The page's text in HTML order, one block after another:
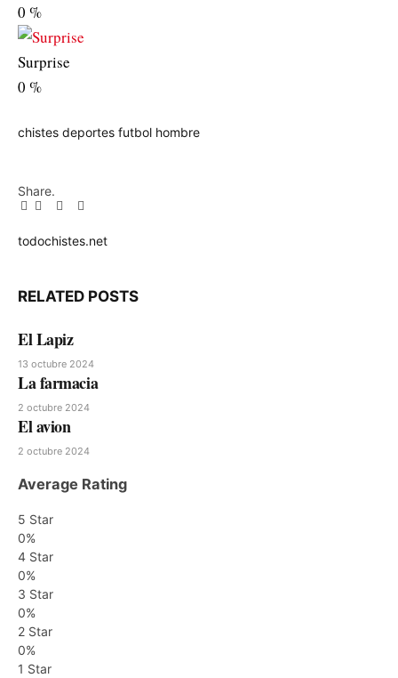
0 %
Surprise
0 %
chistes deportes futbol hombre
Share.
Facebook
TwitterPinterest
LinkedIn
Tumblr
Email
todochistes.net
RELATED POSTS
El Lapiz
13 octubre 2024
La farmacia
2 octubre 2024
El avion
2 octubre 2024
Average Rating
5 Star
0%
4 Star
0%
3 Star
0%
2 Star
0%
1 Star